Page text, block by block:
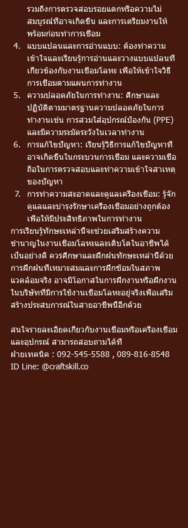
รวมถึงการตรวจสอบรอยแตกหรือความไม่
สมบูรณ์ที่อาจเกิดขึ้น และการเตรียมงานให้
พร้อมก่อนทำการเชื่อม
แบบแปลนและการอ่านแบบ: ต้องทำความ
เข้าใจและเรียนรู้การอ่านและวางแบบแปลนที่
เกี่ยวข้องกับงานเชื่อมโลหะ เพื่อให้เข้าใจวิธี
การเชื่อมตามแผนการทำงาน
ความปลอดภัยในการทำงาน: ศึกษาและ
ปฏิบัติตามมาตรฐานความปลอดภัยในการ
ทำงานเช่น การสวมใส่อุปกรณ์ป้องกัน (PPE)
และมีความระมัดระวังในเวลาทำงาน
การแก้ไขปัญหา: เรียนรู้วิธีการแก้ไขปัญหาที่
อาจเกิดขึ้นในกระบวนการเชื่อม และความเชื่อ
ถือในการตรวจสอบและทำความเข้าใจสาเหตุ
ของปัญหา
การทำความสะอาดและดูแลเครื่องเชื่อม: รู้จัก
ดูแลและบำรุงรักษาเครื่องเชื่อมอย่างถูกต้อง
เพื่อให้มีประสิทธิภาพในการทำงาน
การเรียนรู้ทักษะเหล่านี้จะช่วยเสริมสร้างความ
ชำนาญในงานเชื่อมโลหะและเติบโตในอาชีพได้
เป็นอย่างดี ควรศึกษาและฝึกฝนทักษะเหล่านี้ด้วย
การฝึกฝนที่เหมาะสมและการฝึกซ้อมในสภาพ
แวดล้อมจริง อาจมีโอกาสในการฝึกงานหรือฝึกงาน
ในบริษัทที่มีการใช้งานเชื่อมโลหะอยู่จริงเพื่อเสริม
สร้างประสบการณ์ในสายอาชีพนี้อีกด้วย
สนใจรายละเอียดเกี่ยวกับงานเชื่อมหรือเครื่องเชื่อม
และอุปกรณ์ สามารถสอบถามได้ที่
ฝ่ายเทคนิค : 092-545-5588 , 089-816-8548
ID Line: @craftskill.co